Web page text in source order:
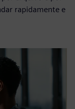
rapidamente e